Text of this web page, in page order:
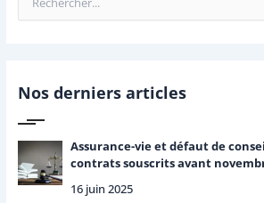
e
r
h
e
r
Nos derniers articles
Assurance-vie et défaut de
contrats souscrits avant
16 juin 2025